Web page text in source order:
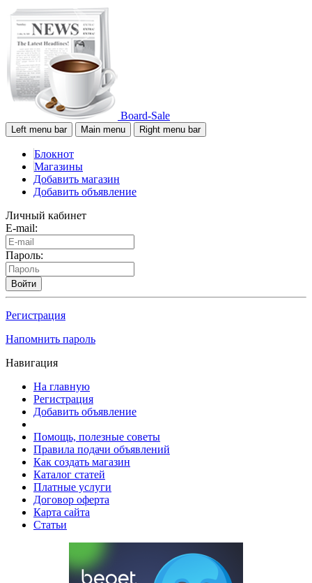
Board-Sale
Left menu bar Main menu Right menu bar
Блокнот
Магазины
Добавить магазин
Добавить объявление
Личный кабинет
E-mail:
Пароль:
Войти
Регистрация
Напомнить пароль
Навигация
На главную
Регистрация
Добавить объявление
Помощь, полезные советы
Правила подачи объявлений
Как создать магазин
Каталог статей
Платные услуги
Договор оферта
Карта сайта
Статьи